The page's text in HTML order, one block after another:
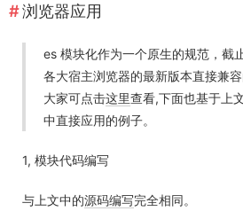
浏览器应用
es 模块化作为一个原生的规范，截
各大宿主浏览器的最新版本直接兼
大家可点击这里查看,下面也基于上
中直接应用的例子。
1, 模块代码编写
与上文中的源码编写完全相同。